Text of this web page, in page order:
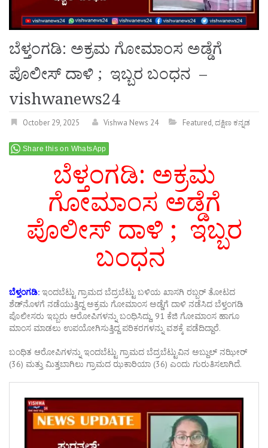
ಬೆಳ್ತಂಗಡಿ: ಅಕ್ರಮ ಗೋಮಾಂಸ ಅಡ್ಡೆಗೆ
ಪೊಲೀಸ್ ದಾಳಿ ; ಇಬ್ಬರ ಬಂಧನ –
vishwanews24
October 29, 2025 Vishwa News 24 Featured,ದಕ್ಷಿಣ ಕನ್ನಡ
Share this on WhatsApp
ಬೆಳ್ತಂಗಡಿ: ಅಕ್ರಮ
ಗೋಮಾಂಸ ಅಡ್ಡೆಗೆ
ಪೊಲೀಸ್ ದಾಳಿ ; ಇಬ್ಬರ
ಬಂಧನ
ಬೆಳ್ತಂಗಡಿ: ಇಂದಬೆಟ್ಟು ಗ್ರಾಮದ ಬೆದ್ರಬೆಟ್ಟು ಬಳಿಯ ಖಾಸಗಿ ರಬ್ಬರ್ ತೋಟದ
ಶೆಡ್‌ನೊಳಗೆ ನಡೆಯುತ್ತಿದ್ದ ಅಕ್ರಮ ಗೋಮಾಂಸ ಅಡ್ಡೆಗೆ ದಾಳಿ ನಡೆಸಿದ ಬೆಳ್ತಂಗಡಿ
ಪೊಲೀಸರು ಇಬ್ಬರು ಆರೋಪಿಗಳನ್ನು ಬಂಧಿಸಿದ್ದು, 91 ಕೆಜಿ ಗೋಮಾಂಸ ಹಾಗೂ
ಮಾಂಸ ಮಾಡಲು ಉಪಯೋಗಿಸುತ್ತಿದ್ದ ಪರಿಕರಗಳನ್ನು ವಶಕ್ಕೆ ಪಡೆದಿದ್ದಾರೆ.
ಬಂಧಿತ ಆರೋಪಿಗಳನ್ನು ಇಂದಬೆಟ್ಟು ಗ್ರಾಮದ ಬೆದ್ರಬೆಟ್ಟುವಿನ ಅಬ್ದುಲ್ ನಝೀರ್
(36) ಮತ್ತು ಮಿತ್ತಬಾಗಿಲು ಗ್ರಾಮದ ಝಕಾರಿಯಾ (36) ಎಂದು ಗುರುತಿಸಲಾಗಿದೆ.